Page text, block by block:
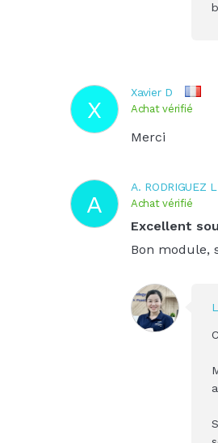
X
Xavier D
Achat vérifié
Merci
A
A. RODRIGUEZ
Achat vérifié
Excellent
Bon module,